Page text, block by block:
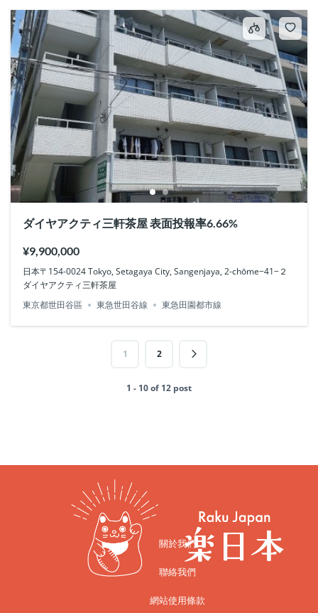
ダイヤアクティ三軒茶屋 表面投報率6.66%
¥9,900,000
日本〒154-0024 Tokyo, Setagaya City, Sangenjaya, 2-chōme−41−２
ダイヤアクティ三軒茶屋
東京都世田谷區
東急世田谷線 東急田園都市線
1 2
1 - 10 of 12 post
關於我們
聯絡我們
網站使用條款